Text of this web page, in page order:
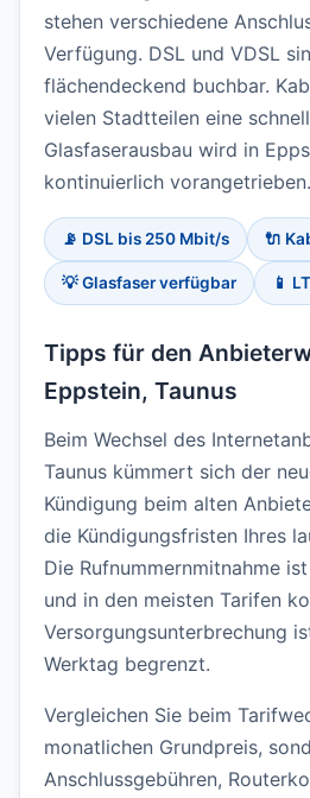
stehen verschiedene
Verfügung. DSL und VDSL
flächendeckend buchbar.
vielen Stadtteilen eine
Glasfaserausbau wird in
kontinuierlich vorangetrieben.
📡 DSL bis 250 Mbit/s 🔌
💡 Glasfaser verfügbar 📱
Tipps für den
Eppstein, Taunus
Beim Wechsel des
Taunus kümmert sich der
Kündigung beim alten
die Kündigungsfristen Ihres
Die Rufnummernmitnahme
und in den meisten Tarifen
Versorgungsunterbrechung
Werktag begrenzt.
Vergleichen Sie beim
monatlichen Grundpreis,
Anschlussgebühren,